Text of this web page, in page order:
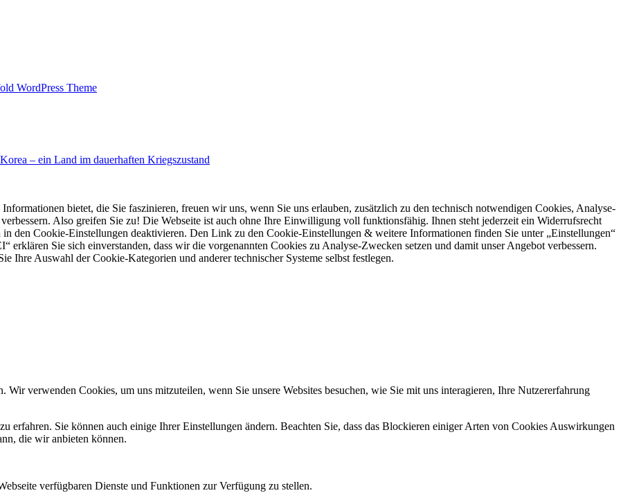
WordPress Theme
Korea – ein Land im dauerhaften Kriegszustand
bietet, die Sie faszinieren, freuen wir uns, wenn Sie uns erlauben, zusätzlich zu den technisch notwendigen Cookies, Analyse-
Also greifen Sie zu! Die Webseite ist auch ohne Ihre Einwilligung voll funktionsfähig. Ihnen steht jederzeit ein Widerrufsrecht
in den Cookie-Einstellungen deaktivieren. Den Link zu den Cookie-Einstellungen & weitere Informationen finden Sie unter „Einstellungen“
Sie sich einverstanden, dass wir die vorgenannten Cookies zu Analyse-Zwecken setzen und damit unser Angebot verbessern.
Ihre Auswahl der Cookie-Kategorien und anderer technischer Systeme selbst festlegen.
verwenden Cookies, um uns mitzuteilen, wenn Sie unsere Websites besuchen, wie Sie mit uns interagieren, Ihre Nutzererfahrung
erfahren. Sie können auch einige Ihrer Einstellungen ändern. Beachten Sie, dass das Blockieren einiger Arten von Cookies Auswirkungen
die wir anbieten können.
verfügbaren Dienste und Funktionen zur Verfügung zu stellen.